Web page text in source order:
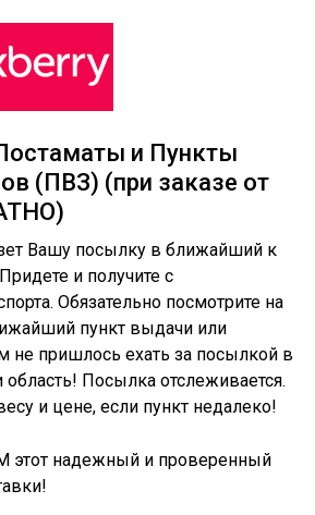
и Пункты
(ПВЗ) (при заказе от
Вашу посылку в ближайший к
и получите с
Обязательно посмотрите на
пункт выдачи или
не пришлось ехать за посылкой в
область! Посылка отслеживается.
и цене, если пункт недалеко!
надежный и проверенный